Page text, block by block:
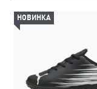
НОВИНКА